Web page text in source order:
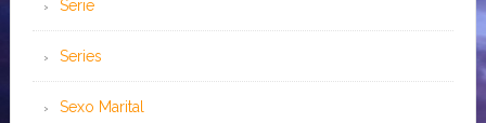
Serie
Series
Sexo Marital